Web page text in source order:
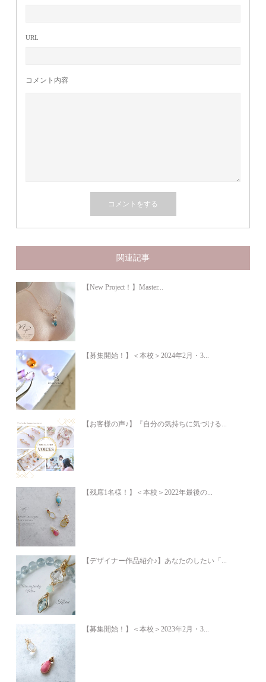
URL
コメント内容
関連記事
【New Project！】Master...
【募集開始！】＜本校＞2024年2月・3...
【お客様の声♪】『自分の気持ちに気づける...
【残席1名様！】＜本校＞2022年最後の...
【デザイナー作品紹介♪】あなたのしたい「...
【募集開始！】＜本校＞2023年2月・3...